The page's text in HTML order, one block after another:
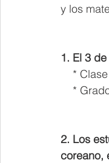
y los
1. El 3
* Clase
*
2. Los
coreano,